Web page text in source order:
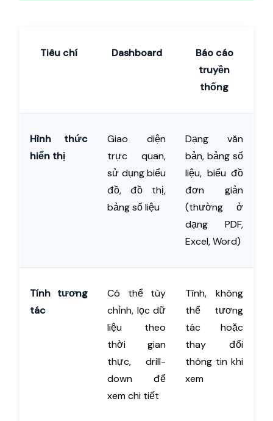
Tiêu chí Dashboard
Báo cáo
truyền
thống
Hình thức
hiển thị
Giao diện
trực quan,
sử dụng biểu
đồ, đồ thị,
bảng số liệu
Dạng văn
bản, bảng số
liệu, biểu đồ
đơn giản
(thường ở
dạng PDF,
Excel, Word)
Tính tương
tác
Có thể tùy
chỉnh, lọc dữ
liệu theo
thời gian
thực, drill-
down để
xem chi tiết
Tĩnh, không
thể tương
tác hoặc
thay đổi
thông tin khi
xem